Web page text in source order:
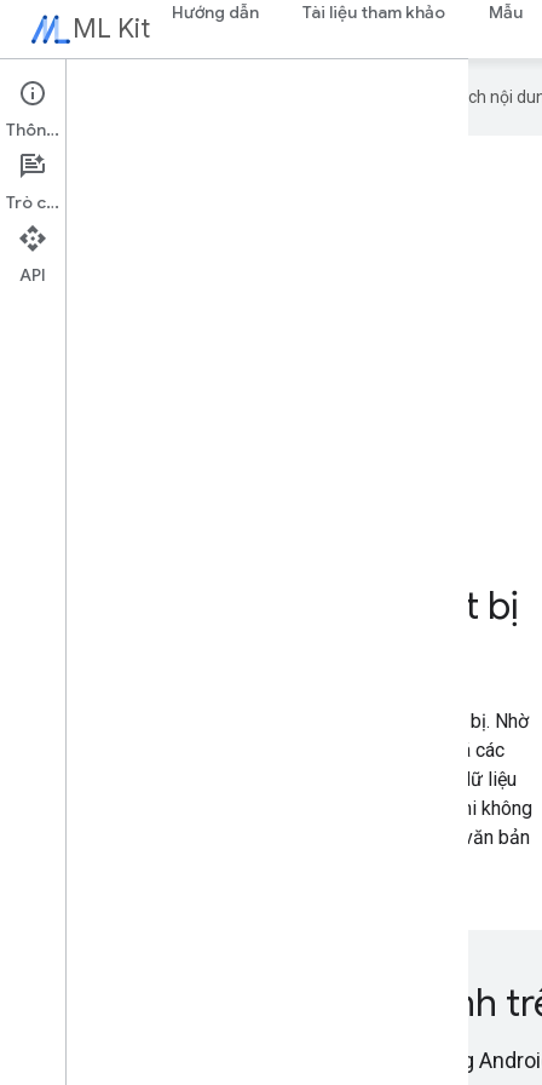
ML Kit Hướng dẫn Tài liệu tham khảo Mẫu
Google sử dụng công nghệ AI để dịch nội
Được tối ưu hóa cho thiết bị
Quá trình xử lý Bộ công cụ học máy diễn ra trên thiết bị. Nhờ
vậy, quá trình này diễn ra nhanh chóng và mở khoá các
trường hợp sử dụng theo thời gian thực như xử lý dữ liệu
đầu vào của máy ảnh. Thiết bị này cũng hoạt động khi không
có mạng và có thể dùng để xử lý hình ảnh cũng như văn bản
Bắt đầu sử dụng AI tạo sinh
Khai thác AI tạo sinh trên thiết bị cho ứng dụng
Thông tin
Trò chuyện
API